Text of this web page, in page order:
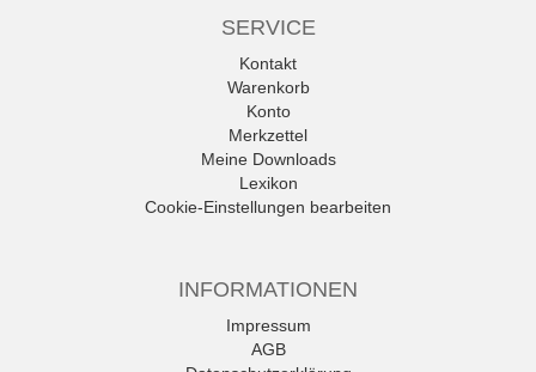
SERVICE
Kontakt
Warenkorb
Konto
Merkzettel
Meine Downloads
Lexikon
Cookie-Einstellungen bearbeiten
INFORMATIONEN
Impressum
AGB